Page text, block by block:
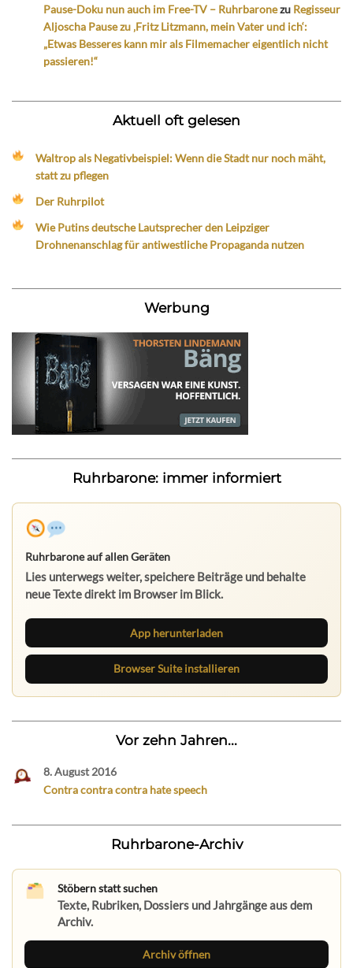
Pause-Doku nun auch im Free-TV – Ruhrbaronezu Regisseur
Aljoscha Pause zu ‚Fritz Litzmann, mein Vater und ich‘:
„Etwas Besseres kann mir als Filmemacher eigentlich nicht
passieren!“
Aktuell oft gelesen
Waltrop als Negativbeispiel: Wenn die Stadt nur noch mäht,
statt zu pflegen
Der Ruhrpilot
Wie Putins deutsche Lautsprecher den Leipziger
Drohnenanschlag für antiwestliche Propaganda nutzen
Werbung
Ruhrbarone: immer informiert
Ruhrbarone auf allen Geräten
Lies unterwegs weiter, speichere Beiträge und behalte
neue Texte direkt im Browser im Blick.
App herunterladen
Browser Suite installieren
Vor zehn Jahren...
8. August 2016
Contra contra contra hate speech
Ruhrbarone-Archiv
Stöbern statt suchen
Texte, Rubriken, Dossiers und Jahrgänge aus dem
Archiv.
Archiv öffnen